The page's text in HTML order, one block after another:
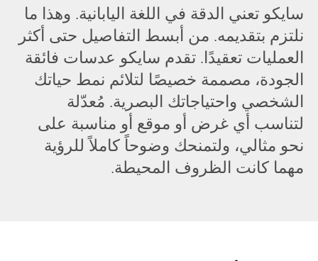
سايكو تعني الدقة في اللغة اليابانية. وهذا ما
نلتزم بتقديمه. من أبسط التفاصيل حتى أكثر
العمليات تعقيدًا. تقدم سايكو عدسات فائقة
الجودة، مصممة خصيصًا لتلائم نمط حياتك
الشخصي واحتياجاتك البصرية. مُعدّلة
لتناسب أي غرض أو موقع أو مناسبة على
نحو مثالي، ولتمنحك وضوحاً كاملاً للرؤية
مهما كانت الظروف المحيطة.